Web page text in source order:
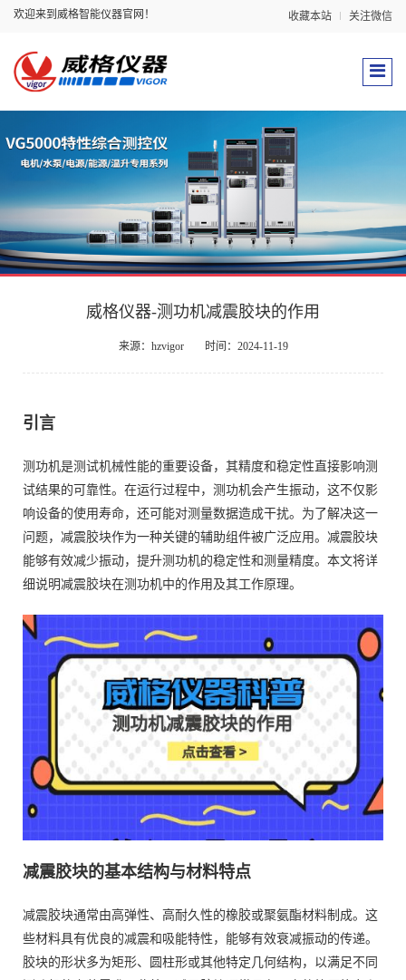
欢迎来到威格智能仪器官网！ 收藏本站 关注微信
威格仪器-测功机减震胶块的作用
来源：hzvigor 时间：2024-11-19
引言
测功机是测试机械性能的重要设备，其精度和稳定性直接影响测
试结果的可靠性。在运行过程中，测功机会产生振动，这不仅影
响设备的使用寿命，还可能对测量数据造成干扰。为了解决这一
问题，减震胶块作为一种关键的辅助组件被广泛应用。减震胶块
能够有效减少振动，提升测功机的稳定性和测量精度。本文将详
细说明减震胶块在测功机中的作用及其工作原理。
减震胶块的基本结构与材料特点
减震胶块通常由高弹性、高耐久性的橡胶或聚氨酯材料制成。这
些材料具有优良的减震和吸能特性，能够有效衰减振动的传递。
胶块的形状多为矩形、圆柱形或其他特定几何结构，以满足不同